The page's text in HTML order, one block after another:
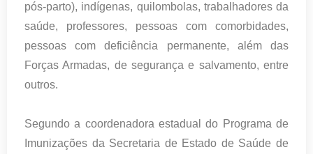
pós-parto), indígenas, quilombolas, trabalhadores da
saúde, professores, pessoas com comorbidades,
pessoas com deficiência permanente, além das
Forças Armadas, de segurança e salvamento, entre
outros.
Segundo a coordenadora estadual do Programa de
Imunizações da Secretaria de Estado de Saúde de